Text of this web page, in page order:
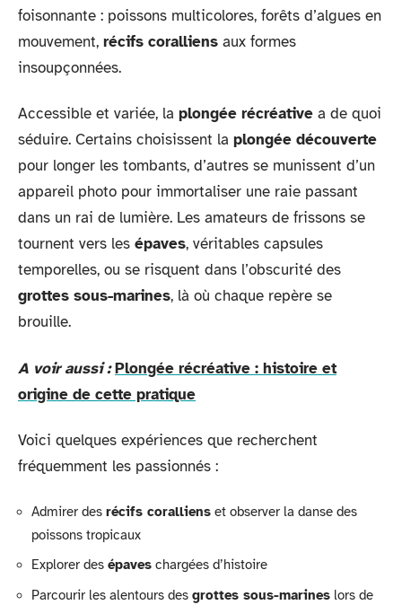
foisonnante : poissons multicolores, forêts d’algues en
mouvement, récifs coralliens aux formes
insoupçonnées.
Accessible et variée, la plongée récréative a de quoi
séduire. Certains choisissent la plongée découverte
pour longer les tombants, d’autres se munissent d’un
appareil photo pour immortaliser une raie passant
dans un rai de lumière. Les amateurs de frissons se
tournent vers les épaves, véritables capsules
temporelles, ou se risquent dans l’obscurité des
grottes sous-marines, là où chaque repère se
brouille.
A voir aussi : Plongée récréative : histoire et
origine de cette pratique
Voici quelques expériences que recherchent
fréquemment les passionnés :
Admirer des récifs coralliens et observer la danse des
poissons tropicaux
Explorer des épaves chargées d’histoire
Parcourir les alentours des grottes sous-marines lors de